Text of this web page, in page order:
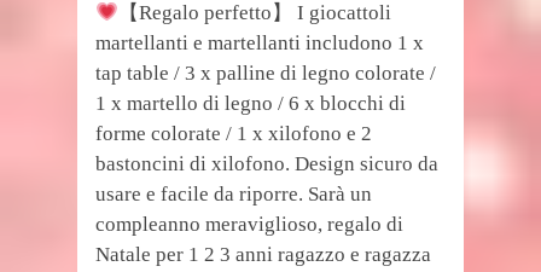
【Regalo perfetto】 I giocattoli
martellanti e martellanti includono 1 x
tap table / 3 x palline di legno colorate /
1 x martello di legno / 6 x blocchi di
forme colorate / 1 x xilofono e 2
bastoncini di xilofono. Design sicuro da
usare e facile da riporre. Sarà un
compleanno meraviglioso, regalo di
Natale per 1 2 3 anni ragazzo e ragazza